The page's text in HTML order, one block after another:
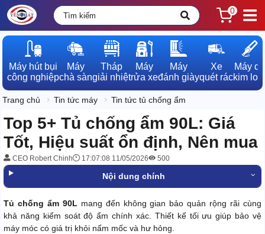
0
Máy hút bụi
công nghiệp
Máy
chà sàn
Tháp
giải nhiệt
Máy
rửa xe
Máy
đánh giày
Xe
quét rác
Máy dò
kim loại
Trang chủ Tin tức máy Tin tức tủ chống ẩm
Top 5+ Tủ chống ẩm 90L: Giá
Tốt, Hiệu suất ổn định, Nên mua
CEO Robert Chinh 17:07:08 11/05/2026 500
Nội dung chính
Tủ chống ẩm 90L mang đến không gian bảo quản rộng rãi cùng
khả năng kiểm soát độ ẩm chính xác. Thiết kế tối ưu giúp bảo vệ
máy móc có giá trị khỏi nấm mốc và hư hỏng.